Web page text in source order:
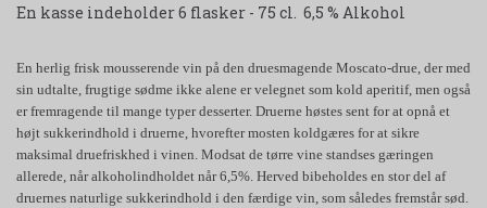
En kasse indeholder 6 flasker - 75 cl. 6,5 % Alkohol
En herlig frisk mousserende vin på den druesmagende Moscato-drue, der med
sin udtalte, frugtige sødme ikke alene er velegnet som kold aperitif, men også
er fremragende til mange typer desserter. Druerne høstes sent for at opnå et
højt sukkerindhold i druerne, hvorefter mosten koldgæres for at sikre
maksimal druefriskhed i vinen. Modsat de tørre vine standses gæringen
allerede, når alkoholindholdet når 6,5%. Herved bibeholdes en stor del af
druernes naturlige sukkerindhold i den færdige vin, som således fremstår sød.